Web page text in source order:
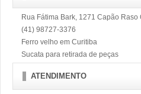
Rua Fátima Bark, 1271 Capão
(41) 98727-3376
Ferro velho em Curitiba
Sucata para retirada de peças
ATENDIMENTO